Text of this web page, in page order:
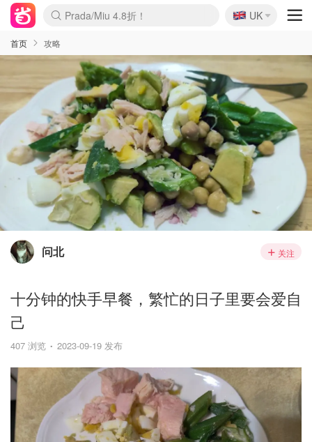
Prada/Miu 4.8折！
🇬🇧
UK
首页 攻略
问北 关注
十分钟的快手早餐，繁忙的日子里要会爱自
己
407 浏览 2023-09-19 发布